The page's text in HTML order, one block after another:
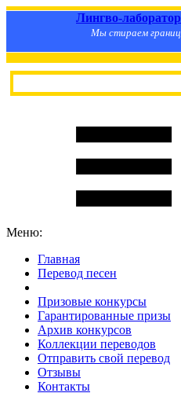
Лингво-
Мы стираем
Меню:
Главная
Перевод песен
Призовые конкурсы
Гарантированные призы
Архив конкурсов
Коллекции переводов
Отправить свой перевод
Отзывы
Контакты